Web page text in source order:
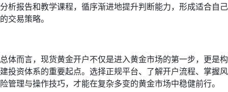
分析报告和教学课程，循序渐进地提升判断能力，形成适合自己
的交易策略。
总体而言，现货黄金开户不仅是进入黄金市场的第一步，更是构
建投资体系的重要起点。选择正规平台、了解开户流程、掌握风
险管理与操作技巧，才能在复杂多变的黄金市场中稳健前行。